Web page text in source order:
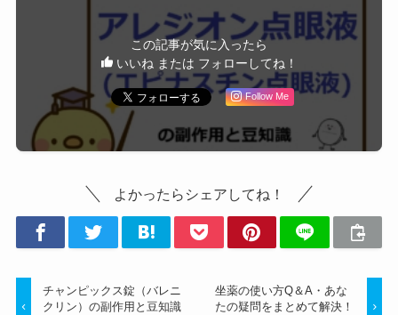
この記事が気に入ったら
いいね または フォローしてね！
Follow Me
よかったらシェアしてね！
チャンピックス錠（バレニ
クリン）の副作用と豆知識
坐薬の使い方Q＆A・あな
たの疑問をまとめて解決！